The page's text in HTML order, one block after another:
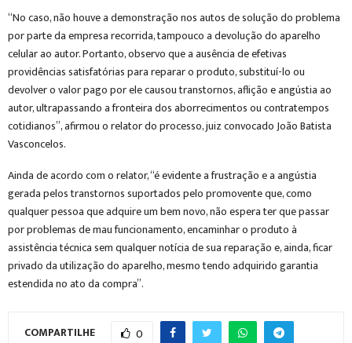
“No caso, não houve a demonstração nos autos de solução do problema
por parte da empresa recorrida, tampouco a devolução do aparelho
celular ao autor. Portanto, observo que a ausência de efetivas
providências satisfatórias para reparar o produto, substituí-lo ou
devolver o valor pago por ele causou transtornos, aflição e angústia ao
autor, ultrapassando a fronteira dos aborrecimentos ou contratempos
cotidianos”, afirmou o relator do processo, juiz convocado João Batista
Vasconcelos.
Ainda de acordo com o relator, “é evidente a frustração e a angústia
gerada pelos transtornos suportados pelo promovente que, como
qualquer pessoa que adquire um bem novo, não espera ter que passar
por problemas de mau funcionamento, encaminhar o produto à
assistência técnica sem qualquer notícia de sua reparação e, ainda, ficar
privado da utilização do aparelho, mesmo tendo adquirido garantia
estendida no ato da compra”.
COMPARTILHE 0